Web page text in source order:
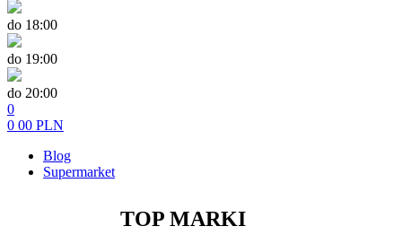
do 18:00
do 19:00
do 20:00
0
0 00 PLN
Blog
Supermarket
TOP MARKI